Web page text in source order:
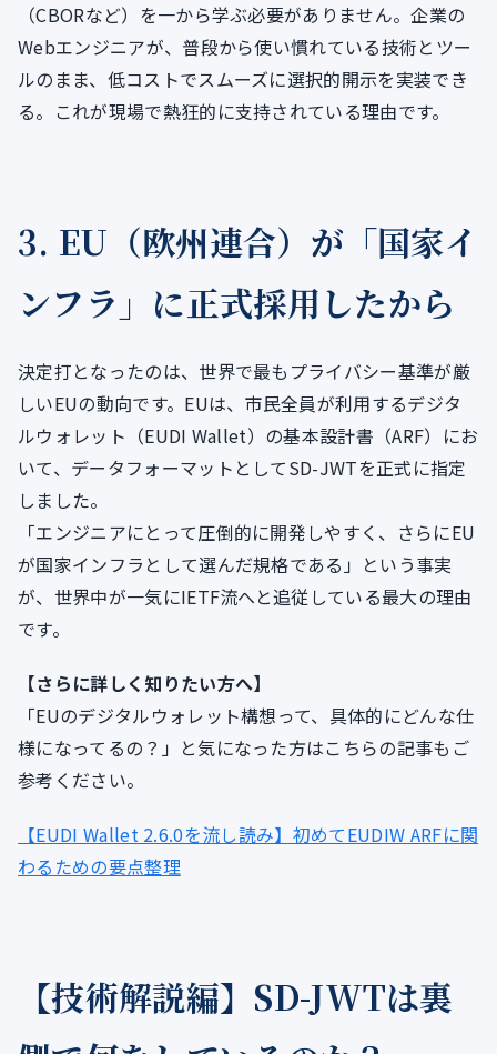
（CBORなど）を一から学ぶ必要がありません。企業の
Webエンジニアが、普段から使い慣れている技術とツー
ルのまま、低コストでスムーズに選択的開示を実装でき
る。これが現場で熱狂的に支持されている理由です。
3. EU（欧州連合）が「国家イ
ンフラ」に正式採用したから
決定打となったのは、世界で最もプライバシー基準が厳
しいEUの動向です。EUは、市民全員が利用するデジタ
ルウォレット（EUDI Wallet）の基本設計書（ARF）にお
いて、データフォーマットとしてSD-JWTを正式に指定
しました。
「エンジニアにとって圧倒的に開発しやすく、さらにEU
が国家インフラとして選んだ規格である」という事実
が、世界中が一気にIETF流へと追従している最大の理由
です。
【さらに詳しく知りたい方へ】
「EUのデジタルウォレット構想って、具体的にどんな仕
様になってるの？」と気になった方はこちらの記事もご
参考ください。
【EUDI Wallet 2.6.0を流し読み】初めてEUDIW ARFに関
わるための要点整理
【技術解説編】SD-JWTは裏